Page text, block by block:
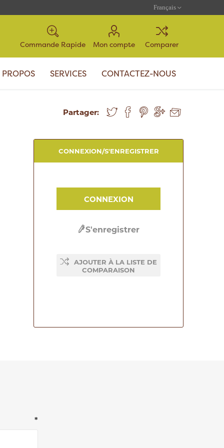
Commande Rapide Mon compte Comparer
PROPOS SERVICES CONTACTEZ-NOUS
Partager:
CONNEXION/S'ENREGISTRER
CONNEXION
S'enregistrer
AJOUTER À LA LISTE DE
COMPARAISON
*